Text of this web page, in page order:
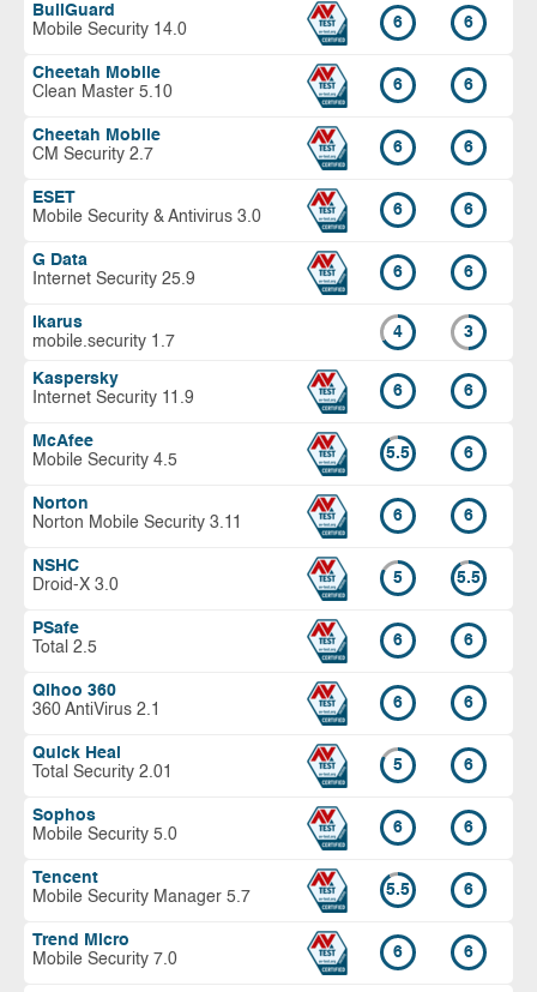
BullGuard
Mobile Security 14.0
6 6
Cheetah Mobile
Clean Master 5.10
6 6
Cheetah Mobile
CM Security 2.7
6 6
ESET
Mobile Security & Antivirus 3.0
6 6
G Data
Internet Security 25.9
6 6
Ikarus
mobile.security 1.7
4 3
Kaspersky
Internet Security 11.9
6 6
McAfee
Mobile Security 4.5
5.5 6
Norton
Norton Mobile Security 3.11
6 6
NSHC
Droid-X 3.0
5 5.5
PSafe
Total 2.5
6 6
Qihoo 360
360 AntiVirus 2.1
6 6
Quick Heal
Total Security 2.01
5 6
Sophos
Mobile Security 5.0
6 6
Tencent
Mobile Security Manager 5.7
5.5 6
Trend Micro
Mobile Security 7.0
6 6